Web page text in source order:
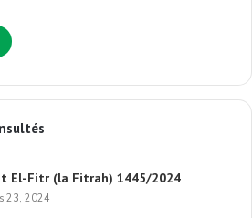
El-Fitr (la Fitrah) 1445/2024
23, 2024